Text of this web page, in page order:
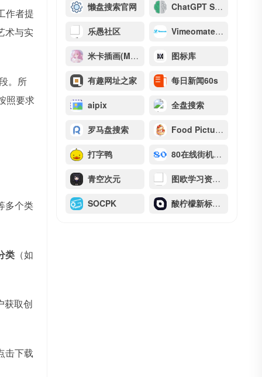
作者提
术与实
。所
照要求
多个类
类 （如
获取创
击下载
懒盘搜索官网 ChatGPT Shortcut
乐愚社区 Vimeomate – Vimeo视频下载器
米卡插画(MIKAGOGO) 图标库
有趣网址之家 每日新闻60s
aipix 全盘搜索
罗马盘搜索 Food Pictures
打字鸭 80在线街机游戏网
青空次元 图欧学习资源库
SOCPK 酸柠檬新标签页